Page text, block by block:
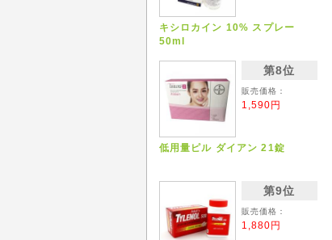
キシロカイン 10% スプレー
50ml
第8位
販売価格：
1,590円
低用量ピル ダイアン 21錠
第9位
販売価格：
1,880円